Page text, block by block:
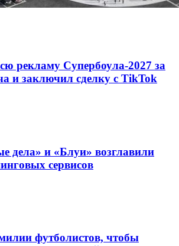
рекламу Супербоула-2027 за
и заключил сделку с TikTok
дела» и «Блуи» возглавили
сервисов
футболистов, чтобы